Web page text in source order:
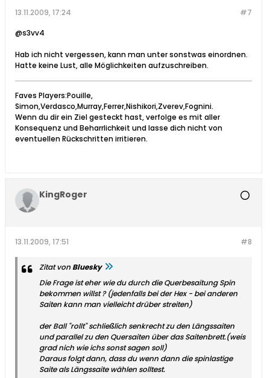
#7
13.11.2009, 17:24
@s3vv4
Hab ich nicht vergessen, kann man unter sonstwas einordnen.
Hatte keine Lust, alle Möglichkeiten aufzuschreiben.
Faves Players:Pouille,
Simon,Verdasco,Murray,Ferrer,Nishikori,Zverev,Fognini.
Wenn du dir ein Ziel gesteckt hast, verfolge es mit aller
Konsequenz und Beharrlichkeit und lasse dich nicht von
eventuellen Rückschritten irritieren.
KingRoger
#8
13.11.2009, 17:51
Zitat vonBluesky
Die Frage ist eher wie du durch die Querbesaitung Spin
bekommen willst ? (jedenfalls bei der Hex - bei anderen
Saiten kann man vielleicht drüber streiten)
der Ball "rollt" schließlich senkrecht zu den Längssaiten
und parallel zu den Quersaiten über das Saitenbrett.(weis
grad nich wie ichs sonst sagen soll)
Daraus folgt dann, dass du wenn dann die spinlastige
Saite als Längssaite wählen solltest.